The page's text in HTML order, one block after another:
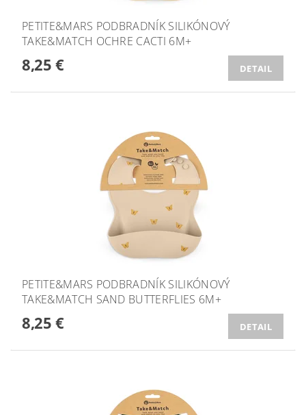
PETITE&MARS PODBRADNÍK SILIKÓNOVÝ
TAKE&MATCH OCHRE CACTI 6M+
8,25 € DETAIL
PETITE&MARS PODBRADNÍK SILIKÓNOVÝ
TAKE&MATCH SAND BUTTERFLIES 6M+
8,25 € DETAIL